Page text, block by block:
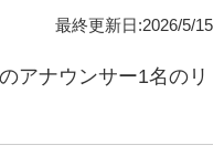
最終更新日:2026/5/15
アナウンサー1名のリ